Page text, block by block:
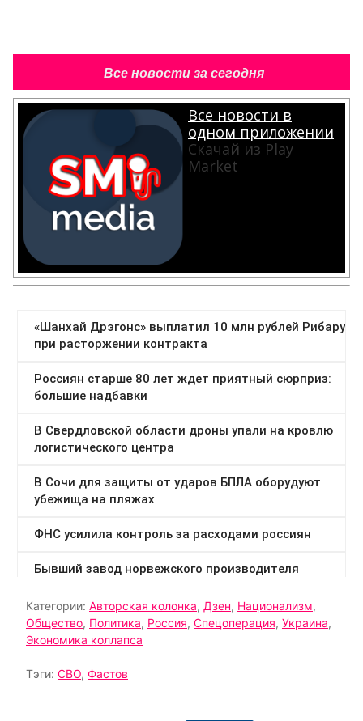
Все новости за сегодня
Все новости в
одном приложении
Скачай из Play
Market
Категории: Авторская колонка, Дзен, Национализм,
Общество, Политика, Россия, Спецоперация, Украина,
Экономика коллапса
Тэги: СВО, Фастов